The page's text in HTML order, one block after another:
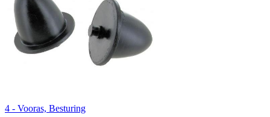
4 - Vooras, Besturing